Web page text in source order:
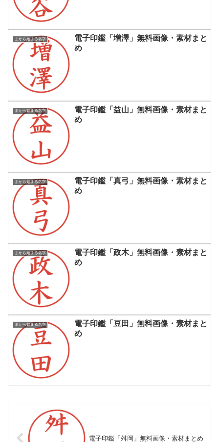
まから始まる名字
電子印鑑「増澤」無料画像・素材まと
め
まから始まる名字
電子印鑑「益山」無料画像・素材まと
め
まから始まる名字
電子印鑑「真弓」無料画像・素材まと
め
まから始まる名字
電子印鑑「政木」無料画像・素材まと
め
まから始まる名字
電子印鑑「豆田」無料画像・素材まと
め
電子印鑑「舛岡」無料画像・素材まとめ